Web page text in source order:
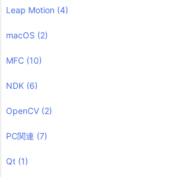
Leap Motion (4)
macOS (2)
MFC (10)
NDK (6)
OpenCV (2)
PC関連 (7)
Qt (1)